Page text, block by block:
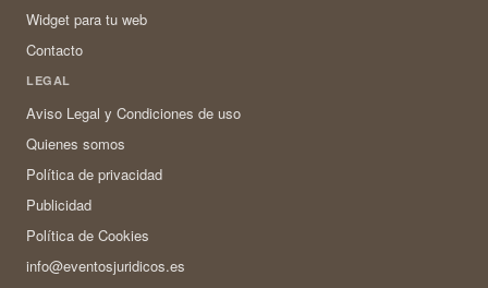
Widget para tu web
Contacto
LEGAL
Aviso Legal y Condiciones de uso
Quienes somos
Política de privacidad
Publicidad
Política de Cookies
info@eventosjuridicos.es